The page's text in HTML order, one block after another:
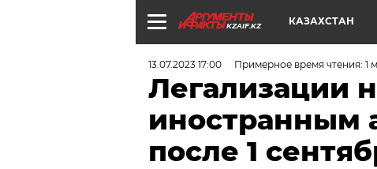
KZAIF.KZ КАЗАХСТАН
13.07.2023 17:00 Примерное время чтения: 1
Легализации
иностранным
после 1